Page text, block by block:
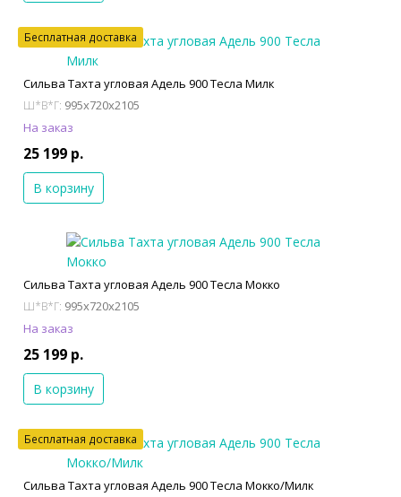
Бесплатная доставка
Сильва Тахта угловая Адель 900 Тесла Милк
Ш*В*Г: 995x720x2105
На заказ
25 199 р.
В корзину
Сильва Тахта угловая Адель 900 Тесла Мокко
Ш*В*Г: 995x720x2105
На заказ
25 199 р.
В корзину
Бесплатная доставка
Сильва Тахта угловая Адель 900 Тесла Мокко/Милк